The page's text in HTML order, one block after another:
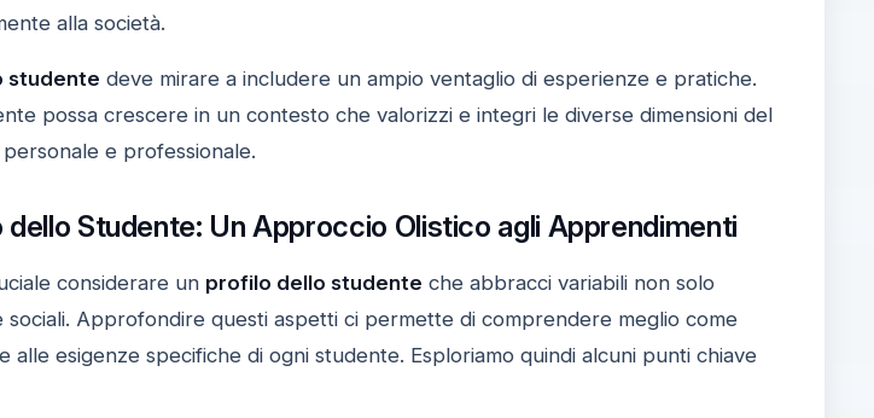
alla società.
studente deve mirare a includere un ampio ventaglio di esperienze e pratiche.
possa crescere in un contesto che valorizzi e integri le diverse dimensioni del
e professionale.
Studente: Un Approccio Olistico agli Apprendimenti
considerare un profilo dello studente che abbracci variabili non solo
sociali. Approfondire questi aspetti ci permette di comprendere meglio come
esigenze specifiche di ogni studente. Esploriamo quindi alcuni punti chiave